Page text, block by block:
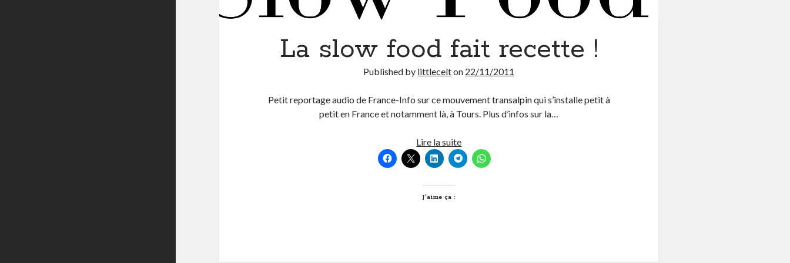
La slow food fait recette !
Published by littlecelton 22/11/2011
Petit reportage audio de France-Info sur ce mouvement transalpin qui s’installe petit à
petit en France et notamment là, à Tours. Plus d’infos sur la…
Lire la suiteLa
slow
food
J’aime ça :